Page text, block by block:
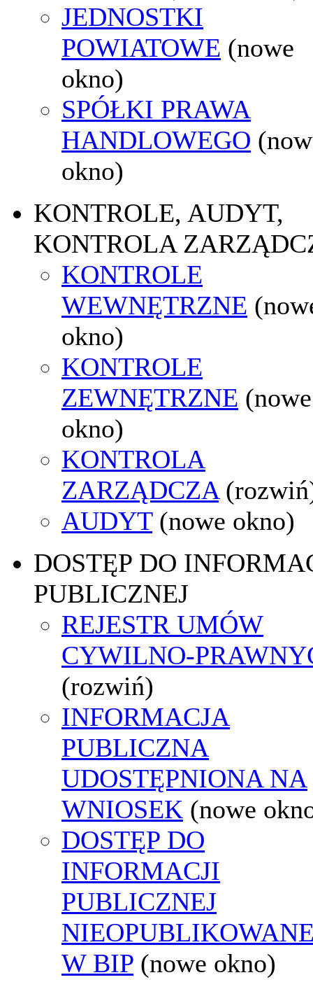
JEDNOSTKI
POWIATOWE (nowe
okno)
SPÓŁKI PRAWA
HANDLOWEGO
okno)
KONTROLE, AUDYT,
KONTROLA
KONTROLE
WEWNĘTRZNE
okno)
KONTROLE
ZEWNĘTRZNE (nowe
okno)
KONTROLA
ZARZĄDCZA
AUDYT (nowe okno)
DOSTĘP DO
PUBLICZNEJ
REJESTR UMÓW
CYWILNO-
(rozwiń)
INFORMACJA
PUBLICZNA
UDOSTĘPNIONA NA
WNIOSEK (nowe
DOSTĘP DO
INFORMACJI
PUBLICZNEJ
W BIP (nowe okno)